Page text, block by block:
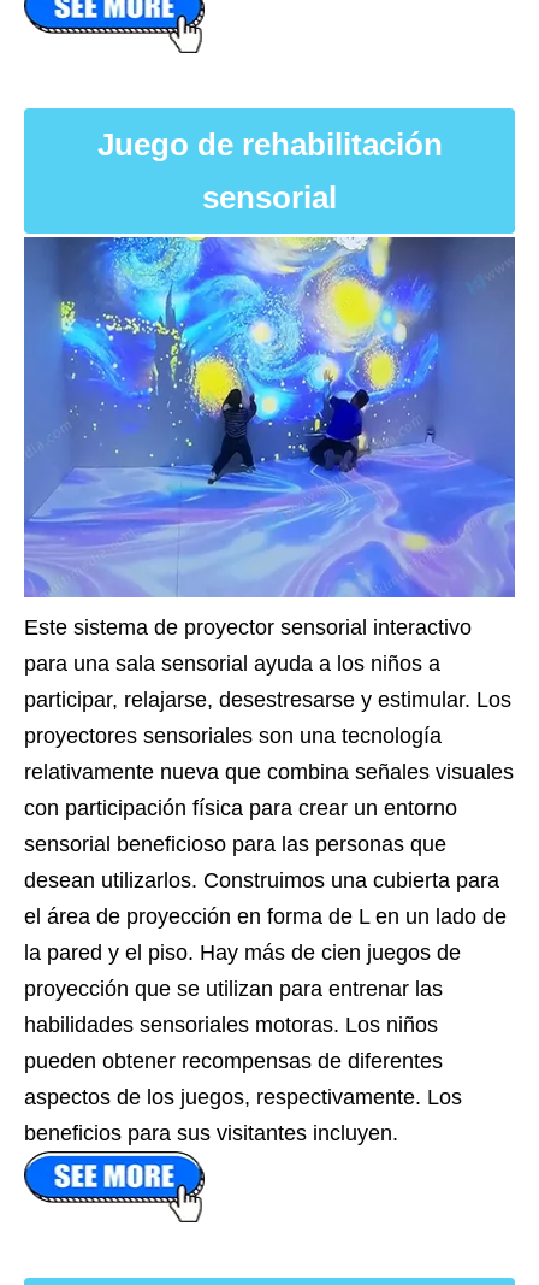
Juego de rehabilitación
sensorial
Este sistema de proyector sensorial interactivo
para una sala sensorial ayuda a los niños a
participar, relajarse, desestresarse y estimular. Los
proyectores sensoriales son una tecnología
relativamente nueva que combina señales visuales
con participación física para crear un entorno
sensorial beneficioso para las personas que
desean utilizarlos. Construimos una cubierta para
el área de proyección en forma de L en un lado de
la pared y el piso. Hay más de cien juegos de
proyección que se utilizan para entrenar las
habilidades sensoriales motoras. Los niños
pueden obtener recompensas de diferentes
aspectos de los juegos, respectivamente. Los
beneficios para sus visitantes incluyen.